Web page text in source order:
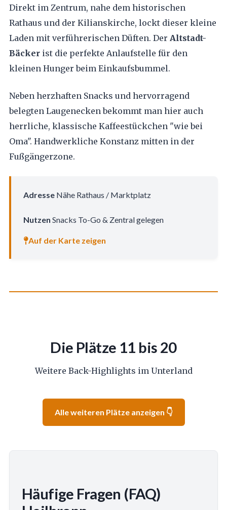
Direkt im Zentrum, nahe dem historischen
Rathaus und der Kilianskirche, lockt dieser kleine
Laden mit verführerischen Düften. Der Altstadt-
Bäckerist die perfekte Anlaufstelle für den
kleinen Hunger beim Einkaufsbummel.
Neben herzhaften Snacks und hervorragend
belegten Laugenecken bekommt man hier auch
herrliche, klassische Kaffeestückchen "wie bei
Oma". Handwerkliche Konstanz mitten in der
Fußgängerzone.
AdresseNähe Rathaus / Marktplatz
Nutzen Snacks To-Go & Zentral gelegen
Auf der Karte zeigen
Die Plätze 11 bis 20
Weitere Back-Highlights im Unterland
Alle weiteren Plätze anzeigen 👇
Häufige Fragen (FAQ)